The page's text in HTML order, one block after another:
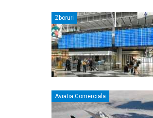
Zboruri
Aviatia Comerciala